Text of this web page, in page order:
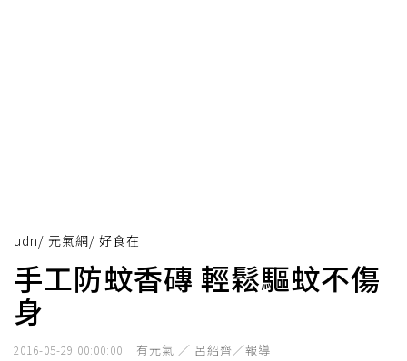
udn/ 元氣網/ 好食在
手工防蚊香磚 輕鬆驅蚊不傷
身
2016-05-29 00:00:00 有元氣 ／ 呂紹齊／報導